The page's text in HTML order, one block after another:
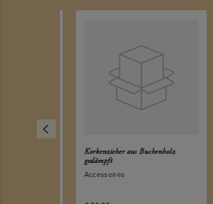
Korkenzieher aus Buchenholz
gedämpft
Accessoires